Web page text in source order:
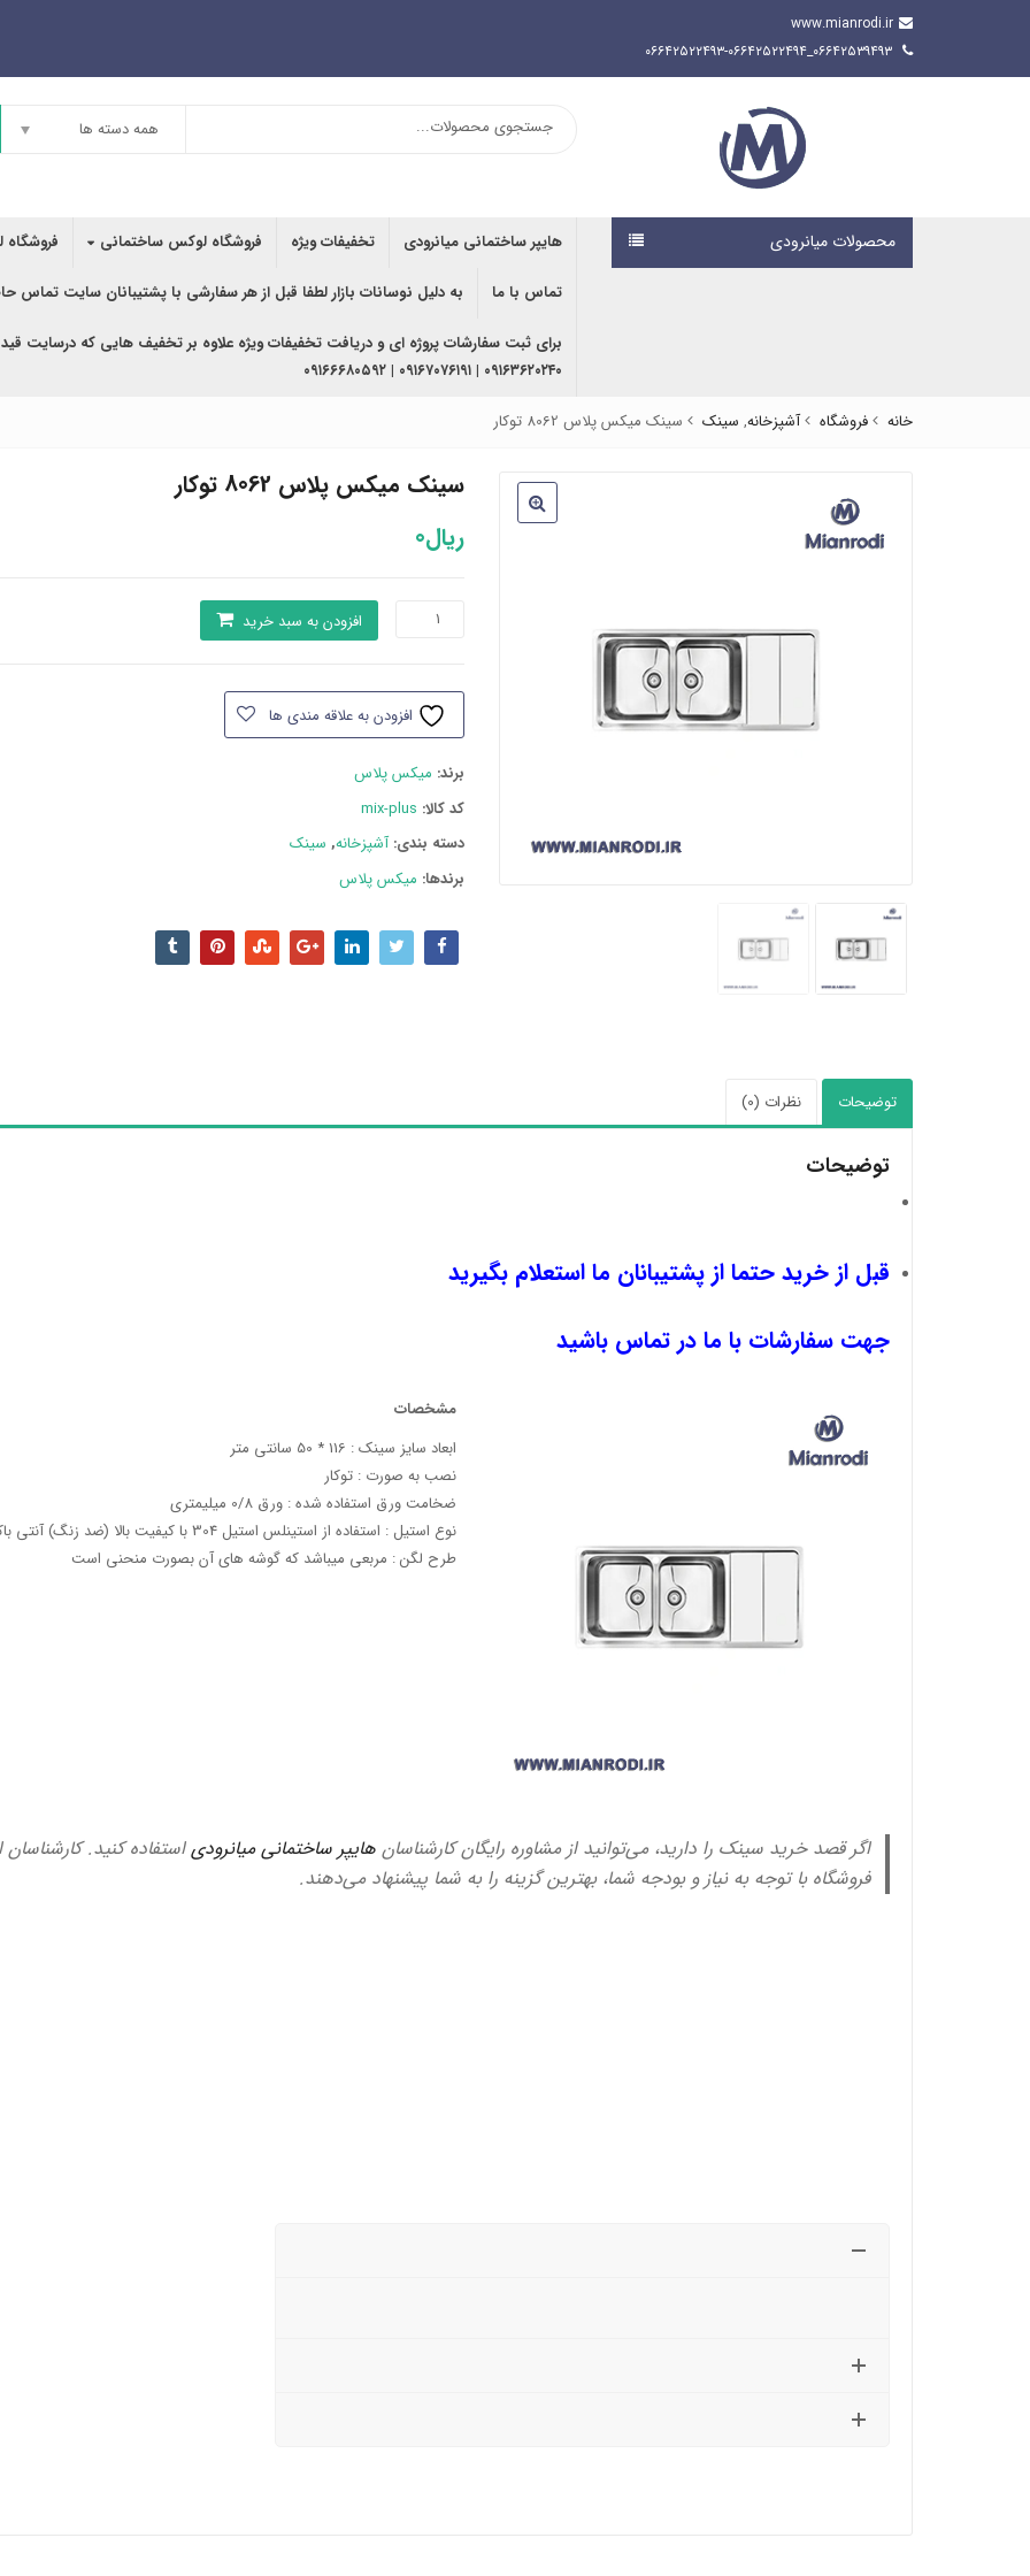
www.mianrodi.ir
همه دسته ها
محصولات میانرودی هایپر ساختمانی میانرودی تخفیفات ویژه فروشگاه لوکس ساختمانی فروشگاه
تماس با ما به دلیل نوسانات بازار لطفا قبل از هر سفارشی با پشتیبانان سایت تماس
برای ثبت سفارشات پروژه ای و دریافت تخفیفات ویژه علاوه بر تخفیف هایی که درسایت
۰۹۱۶۳۶۲۰۲۴۰ | ۰۹۱۶۷۰۷۶۱۹۱ | ۰۹۱۶۶۶۸۰۵۹۲
خانه فروشگاه آشپزخانه, سینک سینک میکس پلاس 8062 توکار
سینک میکس پلاس 8062 توکار
ریال0
سینک
8062
توکار
افزودن به سبد خرید
افزودن به علاقه مندی ها
برند: میکس پلاس
کد کالا: mix-plus
دسته بند‌ی:آشپزخانه, سینک
برندها: میکس پلاس
توضیحات نظرات (0)
توضیحات
قبل از خرید حتما از پشتیبانان ما استعلام بگیرید
جهت سفارشات با ما در تماس باشید
مشخصات
ابعاد سایز سینک : 116 * 50 سانتی متر
نصب به صورت : توکار
ضخامت ورق استفاده شده : ورق 0/8 میلیمتری
نوع استیل : استفاده از استینلس استیل 304 با کیفیت بالا (ضد زنگ) آنتی باکتریال با نظافت اسان
طرح لگن : مربعی میباشد که گوشه های آن بصورت منحنی است
اگر قصد خرید سینک را دارید، می‌توانید از مشاوره رایگان کارشناسان هایپر ساختمانی میانرودیاستفاده کنید. کارشناسان
فروشگاه با توجه به نیاز و بودجه شما، بهترین گزینه را به شما پیشنهاد می‌دهند.